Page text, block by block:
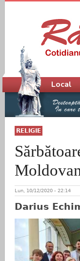
RELIGIE
Lun, 10/12/2020 - 22:14
Darius
Meniu principal
Local